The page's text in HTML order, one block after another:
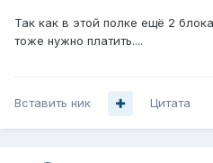
Так как в этой полке ещё 2
тоже нужно платить....
Вставить ник Цитата